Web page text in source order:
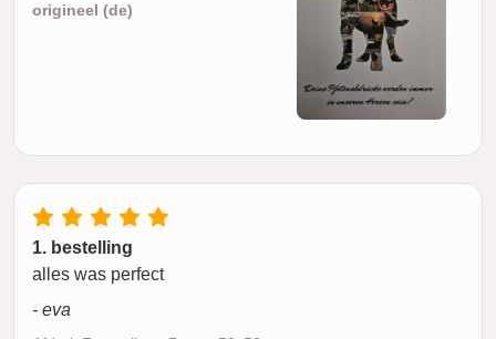
origineel (de)
1. bestelling
alles was perfect
- eva